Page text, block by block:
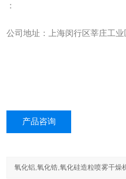
：
公司地址：上海闵行区莘庄工
产品咨询